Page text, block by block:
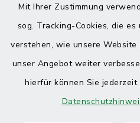
Mit Ihrer Zustimmung
sog. Tracking-Cookies, die
verstehen, wie unsere
unser Angebot weiter
hierfür können Sie